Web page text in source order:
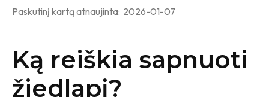
Paskutinį kartą atnaujinta: 2026-01-07
Ką reiškia sapnuoti
žiedlapį?